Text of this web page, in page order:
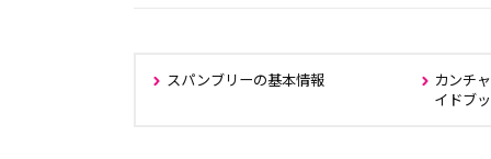
スパンブリーの基本情報
カンチ
イドブ